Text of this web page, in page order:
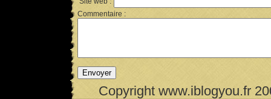
Commentaire :
Copyright www.iblogyou.fr